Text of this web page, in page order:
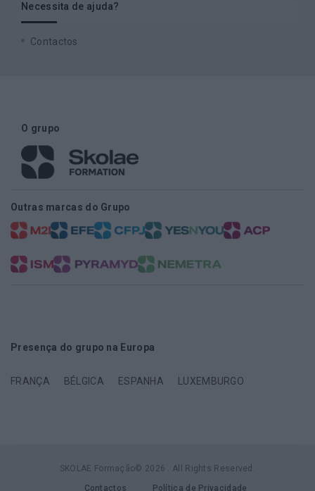
Necessita de ajuda?
Contactos
O grupo
Outras marcas do Grupo
Presença do grupo na Europa
FRANÇA BÉLGICA ESPANHA LUXEMBURGO
SKOLAE Formação© 2026 . All Rights Reserved.
Contactos Política de Privacidade